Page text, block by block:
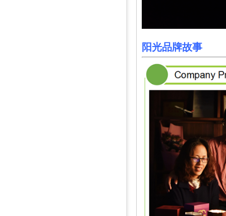
阳光品牌故事